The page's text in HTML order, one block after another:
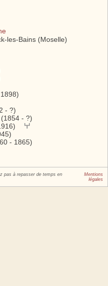
les-Bains (Moselle)
- ?)
(1854 - ?)
- 1865)
pas à repasser de temps en
Mentions
légales